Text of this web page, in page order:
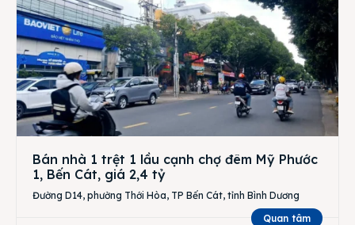
Bán nhà 1 trệt 1 lầu cạnh chợ đêm Mỹ Phước
1, Bến Cát, giá 2,4 tỷ
Đường D14, phường Thới Hòa, TP Bến Cát, tỉnh Bình Dương
Quan tâm